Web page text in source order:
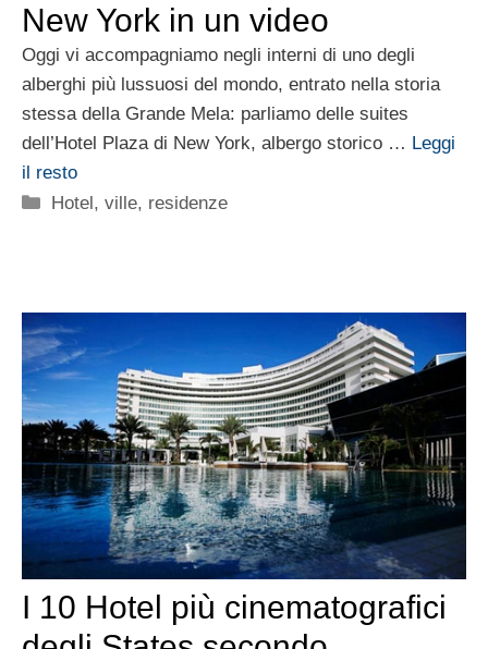
New York in un video
Oggi vi accompagniamo negli interni di uno degli
alberghi più lussuosi del mondo, entrato nella storia
stessa della Grande Mela: parliamo delle suites
dell’Hotel Plaza di New York, albergo storico … Leggi
il resto
Categorie
Hotel, ville, residenze
I 10 Hotel più cinematografici